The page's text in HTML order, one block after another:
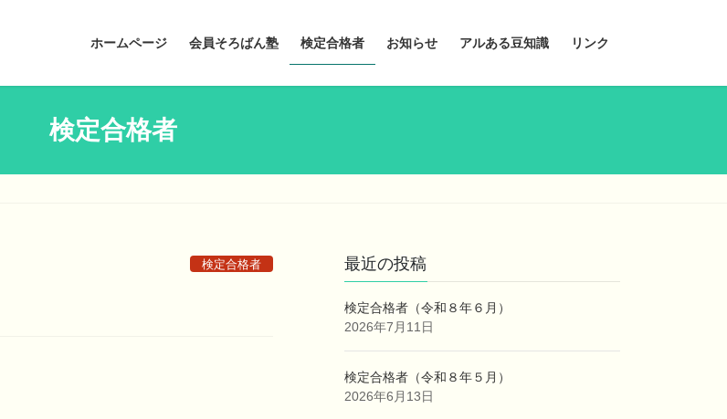
ホームページ 会員そろばん塾 検定合格者 お知らせ アルある豆知識 リンク
検定合格者
検定合格者 最近の投稿
検定合格者（令和８年６月）
2026年7月11日
検定合格者（令和８年５月）
2026年6月13日